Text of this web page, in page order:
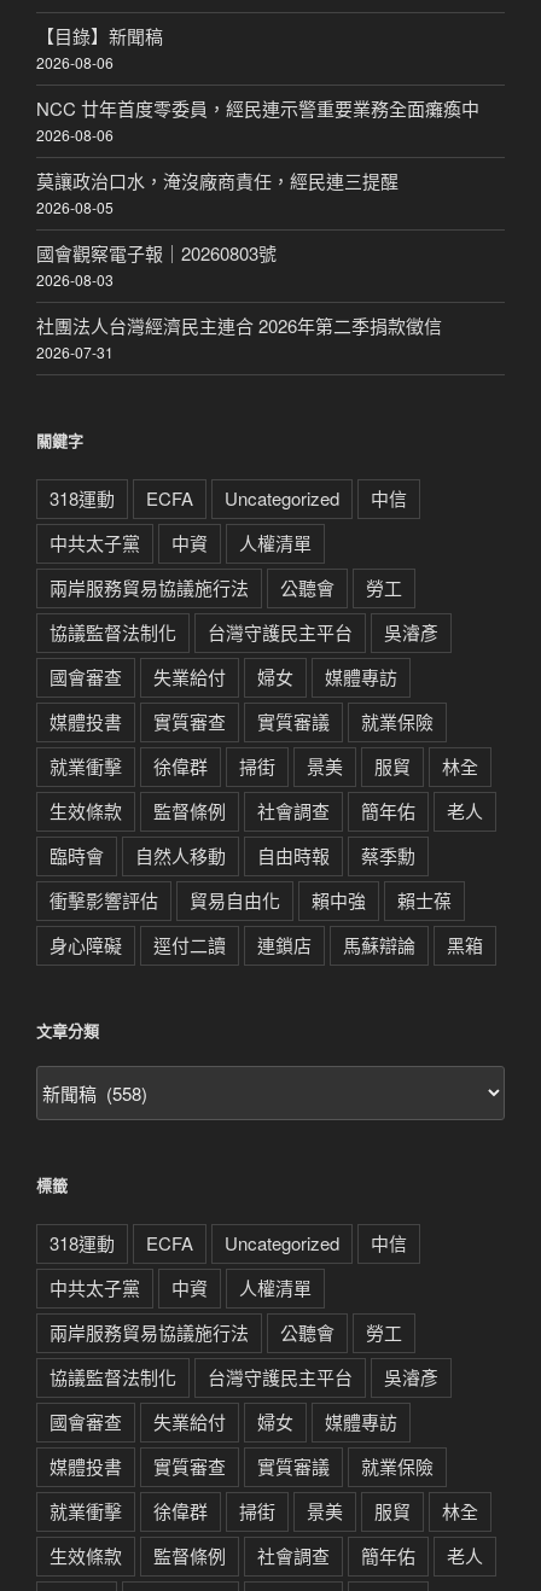
【目錄】新聞稿
2026-08-06
NCC 廿年首度零委員，經民連示警重要業務全面癱瘓中
2026-08-06
莫讓政治口水，淹沒廠商責任，經民連三提醒
2026-08-05
國會觀察電子報｜20260803號
2026-08-03
社團法人台灣經濟民主連合 2026年第二季捐款徵信
2026-07-31
關鍵字
318運動 ECFA Uncategorized
中信
中共太子黨
中資
人權清單
兩岸服務貿易協議施行法
公聽會
勞工
協議監督法制化
台灣守護民主平台
吳濬彥
國會審查
失業給付 婦女
媒體專訪
媒體投書
實質審查 實質審議
就業保險
就業衝擊
徐偉群 掃街 景美 服貿
林全
生效條款
監督條例 社會調查 簡年佑
老人
臨時會
自然人移動 自由時報
蔡季勳
衝擊影響評估
貿易自由化 賴中強
賴士葆
身心障礙
逕付二讀 連鎖店 馬蘇辯論 黑箱
文章分類
文
章
標籤
318運動 ECFA Uncategorized
中信
中共太子黨
中資
人權清單
兩岸服務貿易協議施行法
公聽會
勞工
協議監督法制化
台灣守護民主平台
吳濬彥
國會審查
失業給付 婦女
媒體專訪
媒體投書
實質審查 實質審議
就業保險
就業衝擊
徐偉群 掃街 景美 服貿
林全
生效條款
監督條例 社會調查 簡年佑
老人